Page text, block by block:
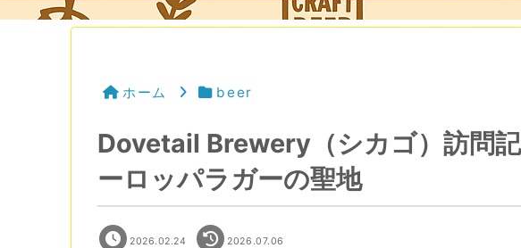
ホーム beer
Dovetail Brewery（シカゴ）訪問
ーロッパラガーの聖地
2026.02.24 2026.07.06